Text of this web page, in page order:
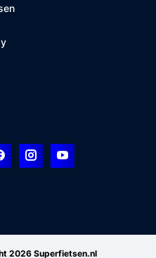
2026 Superfietsen.nl